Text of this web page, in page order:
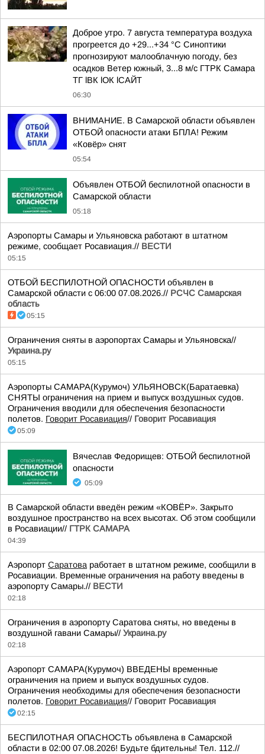
Доброе утро. 7 августа температура воздуха
прогреется до +29...+34 °C Синоптики
прогнозируют малооблачную погоду, без
осадков Ветер южный, 3...8 м/с ГТРК Самара
ТГ lВК lОК lСАЙТ
06:30
ВНИМАНИЕ. В Самарской области объявлен
ОТБОЙ опасности атаки БПЛА! Режим
«Ковёр» снят
05:54
Объявлен ОТБОЙ беспилотной опасности в
Самарской области
05:18
Аэропорты Самары и Ульяновска работают в штатном
режиме, сообщает Росавиация.// ВЕСТИ
05:15
ОТБОЙ БЕСПИЛОТНОЙ ОПАСНОСТИ объявлен в
Самарской области с 06:00 07.08.2026.// РСЧС Самарская
область
05:15
Ограничения сняты в аэропортах Самары и Ульяновска//
Украина.ру
05:15
Аэропорты САМАРА(Курумоч) УЛЬЯНОВСК(Баратаевка)
СНЯТЫ ограничения на прием и выпуск воздушных судов.
Ограничения вводили для обеспечения безопасности
полетов. Говорит Росавиация// Говорит Росавиация
05:09
Вячеслав Федорищев: ОТБОЙ беспилотной
опасности
05:09
В Самарской области введён режим «КОВЁР». Закрыто
воздушное пространство на всех высотах. Об этом сообщили
в Росавиации// ГТРК САМАРА
04:39
Аэропорт Саратова работает в штатном режиме, сообщили в
Росавиации. Временные ограничения на работу введены в
аэропорту Самары.// ВЕСТИ
02:18
Ограничения в аэропорту Саратова сняты, но введены в
воздушной гавани Самары// Украина.ру
02:18
Аэропорт САМАРА(Курумоч) ВВЕДЕНЫ временные
ограничения на прием и выпуск воздушных судов.
Ограничения необходимы для обеспечения безопасности
полетов. Говорит Росавиация// Говорит Росавиация
02:15
БЕСПИЛОТНАЯ ОПАСНОСТЬ объявлена в Самарской
области в 02:00 07.08.2026! Будьте бдительны! Тел. 112.//